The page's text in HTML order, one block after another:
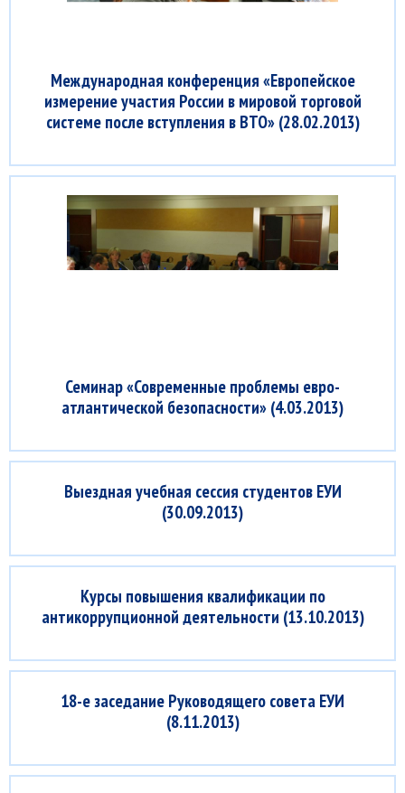
Международная конференция «Европейское
измерение участия России в мировой торговой
системе после вступления в ВТО» (28.02.2013)
Семинар «Современные проблемы евро-
атлантической безопасности» (4.03.2013)
Выездная учебная сессия студентов ЕУИ
(30.09.2013)
Курсы повышения квалификации по
антикоррупционной деятельности (13.10.2013)
18-е заседание Руководящего совета ЕУИ
(8.11.2013)